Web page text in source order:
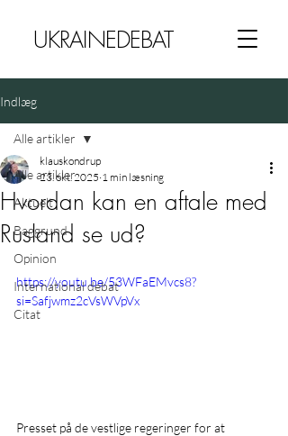
UKRAINEDEBAT
Indlæg
Alle artikler
Aktuelt
Baggrund
Opinion
International debat
Citat
Alle artikler
Hvordan kan en aftale med
Rusland se ud?
klauskondrup
23. okt. 2025 1 min læsning
https://youtu.be/53WFaEMvcs8?
si=Safjwmz2cVsWVpVx
Presset på de vestlige regeringer for at